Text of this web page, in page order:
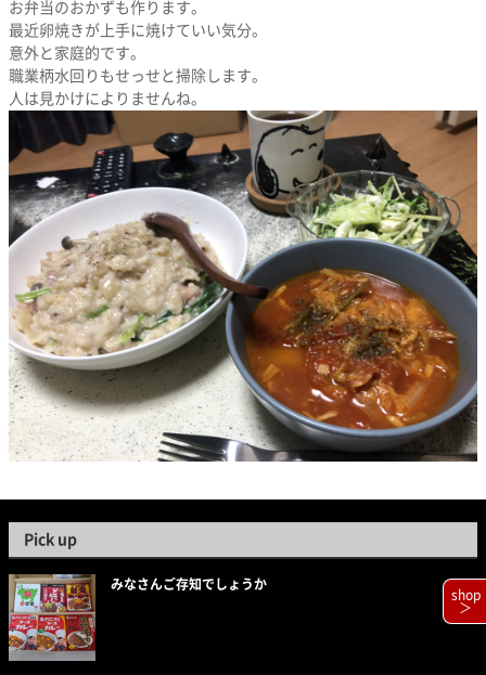
お弁当のおかずも作ります。
最近卵焼きが上手に焼けていい気分。
意外と家庭的です。
職業柄水回りもせっせと掃除します。
人は見かけによりませんね。
Pick up
みなさんご存知でしょうか
shop
＞